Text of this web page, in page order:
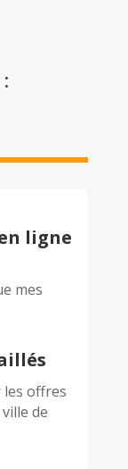
ligne
mes
les offres
de